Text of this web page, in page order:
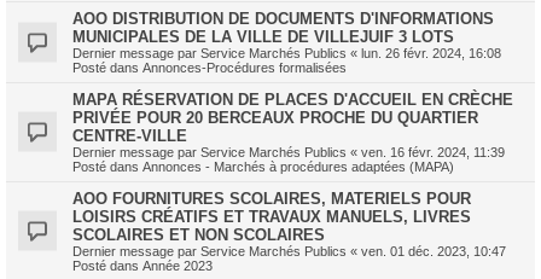
AOO DISTRIBUTION DE DOCUMENTS D'INFORMATIONS
MUNICIPALES DE LA VILLE DE VILLEJUIF 3 LOTS
Dernier message par Service Marchés Publics « lun. 26 févr. 2024, 16:08
Posté dans Annonces-Procédures formalisées
MAPA RÉSERVATION DE PLACES D'ACCUEIL EN CRÈCHE
PRIVÉE POUR 20 BERCEAUX PROCHE DU QUARTIER
CENTRE-VILLE
Dernier message par Service Marchés Publics « ven. 16 févr. 2024, 11:39
Posté dans Annonces - Marchés à procédures adaptées (MAPA)
AOO FOURNITURES SCOLAIRES, MATERIELS POUR
LOISIRS CRÉATIFS ET TRAVAUX MANUELS, LIVRES
SCOLAIRES ET NON SCOLAIRES
Dernier message par Service Marchés Publics « ven. 01 déc. 2023, 10:47
Posté dans Année 2023